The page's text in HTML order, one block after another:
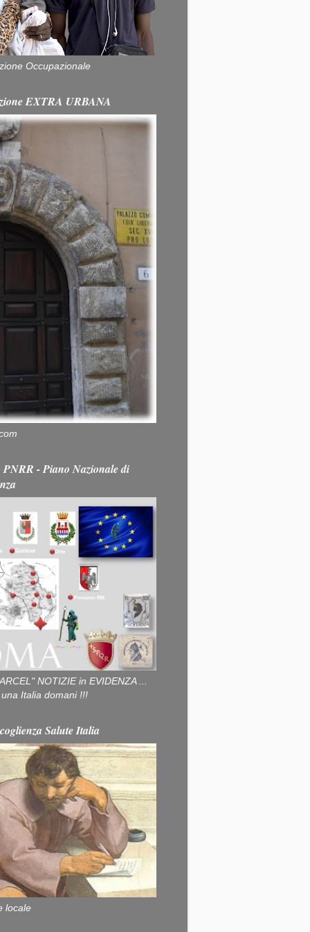
Occupazionale
EXTRA URBANA
- Piano Nazionale di
NOTIZIE in EVIDENZA ...
Italia domani !!!
Salute Italia
locale